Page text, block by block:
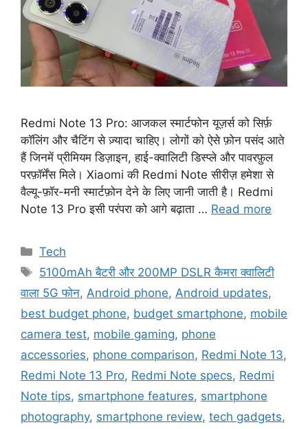
Redmi Note 13 Pro: आजकल स्मार्टफोन यूज़र्स को सिर्फ़
कॉलिंग और चैटिंग से ज़्यादा चाहिए। लोगों को ऐसे फ़ोन पसंद आते
हैं जिनमें प्रीमियम डिज़ाइन, हाई-क्वालिटी डिस्प्ले और पावरफ़ुल
परफ़ॉर्मेंस मिले। Xiaomi की Redmi Note सीरीज़ हमेशा से
वैल्यू-फ़ॉर-मनी स्मार्टफ़ोन देने के लिए जानी जाती है। Redmi
Note 13 Pro इसी परंपरा को आगे बढ़ाता … Read more
Categories
Tech
Tags
5100mAh बैटरी और 200MP DSLR कैमरा क्वालिटी
वाला 5G फोन, Android phone, Android updates,
best budget phone, budget smartphone, mobile
camera test, mobile gaming, phone
accessories, phone comparison, Redmi Note 13,
Redmi Note 13 Pro, Redmi Note specs, Redmi
Note tips, smartphone features, smartphone
photography, smartphone review, tech gadgets,